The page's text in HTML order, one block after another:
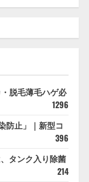
脱毛薄毛ハゲ必
1296
防止」｜新型コ
396
タンク入り除菌
214